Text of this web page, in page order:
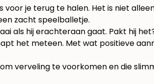
je terug te halen. Het is niet
zacht speelballetje.
als hij erachteraan gaat. Pakt hij
het meteen. Met wat positieve
verveling te voorkomen en die